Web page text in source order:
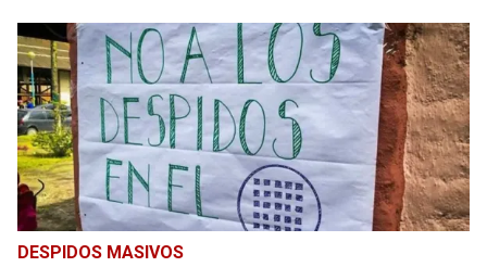
DESPIDOS MASIVOS